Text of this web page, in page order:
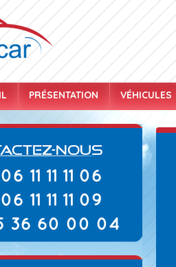
PRÉSENTATION VÉHICULES
nous
06 11 11 11 06
06 11 11 11 09
36 60 00 04